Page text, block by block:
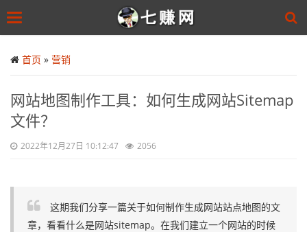
to
main
Toggle
首页 » 营销
网站地图制作工具：如何生成网站Sitemap
文件？
2022年12月27日 10:12:47 2056
这期我们分享一篇关于如何制作生成网站站点地图的文
章，看看什么是网站sitemap。在我们建立一个网站的时候